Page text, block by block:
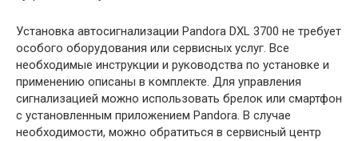
Установка автосигнализации Pandora DXL 3700 не требует
особого оборудования или сервисных услуг. Все
необходимые инструкции и руководства по установке и
применению описаны в комплекте. Для управления
сигнализацией можно использовать брелок или смартфон
с установленным приложением Pandora. В случае
необходимости, можно обратиться в сервисный центр